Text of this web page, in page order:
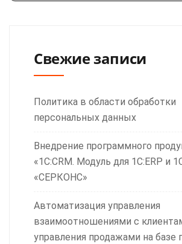
Свежие записи
Политика в области обработки
персональных данных
Внедрение программного
«1С:CRM. Модуль для 1С:ERP и
«СЕРКОНС»
Автоматизация управления
взаимоотношениями с
управления продажами на базе